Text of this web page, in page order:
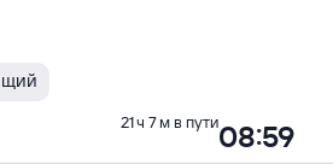
08:59
21 ч 7 м в пути